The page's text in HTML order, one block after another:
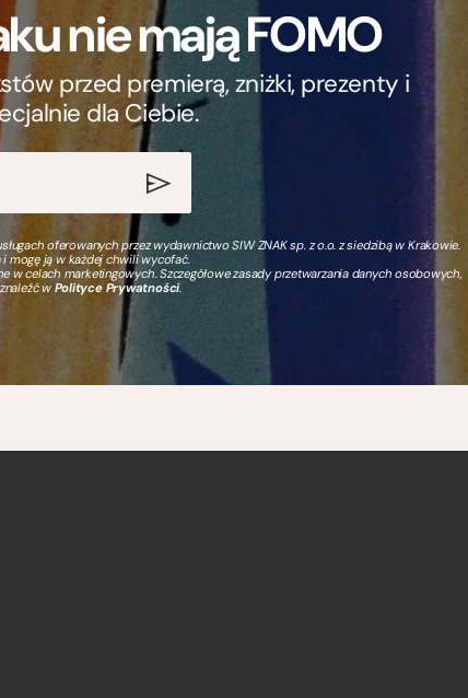
nie mają FOMO
przed premierą, zniżki, prezenty i
dla Ciebie.
oferowanych przez wydawnictwo SIW ZNAK sp. z o.o. z siedzibą w Krakowie.
mogę ją w każdej chwili wycofać.
celach marketingowych. Szczegółowe zasady przetwarzania danych osobowych,
wPolityce Prywatności.